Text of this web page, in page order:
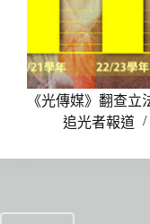
《光傳媒》翻查
追光者報道